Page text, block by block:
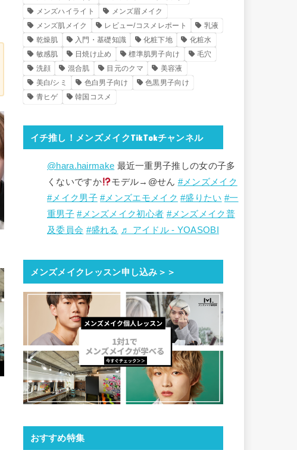
メンズハイライト
メンズ眉メイク
メンズ肌メイク
レビュー/コスメレポート
乳液
乾燥肌
入門・基礎知識 化粧下地
化粧水
敏感肌
日焼け止め 標準肌男子向け
毛穴
洗顔
混合肌 目元のクマ
美容液
美白/シミ
色白男子向け
色黒男子向け
青ヒゲ
韓国コスメ
イチ推し！メンズメイクTikTokチャンネル
@hara.hairmake 最近一重男子推しの女の子多
くないですか
モデル→@せん #メンズメイク
#メイク男子 #メンズエモメイク #盛りたい #一
重男子 #メンズメイク初心者 #メンズメイク普
及委員会 #盛れる ♬ アイドル - YOASOBI
メンズメイクレッスン申し込み＞＞
おすすめ特集